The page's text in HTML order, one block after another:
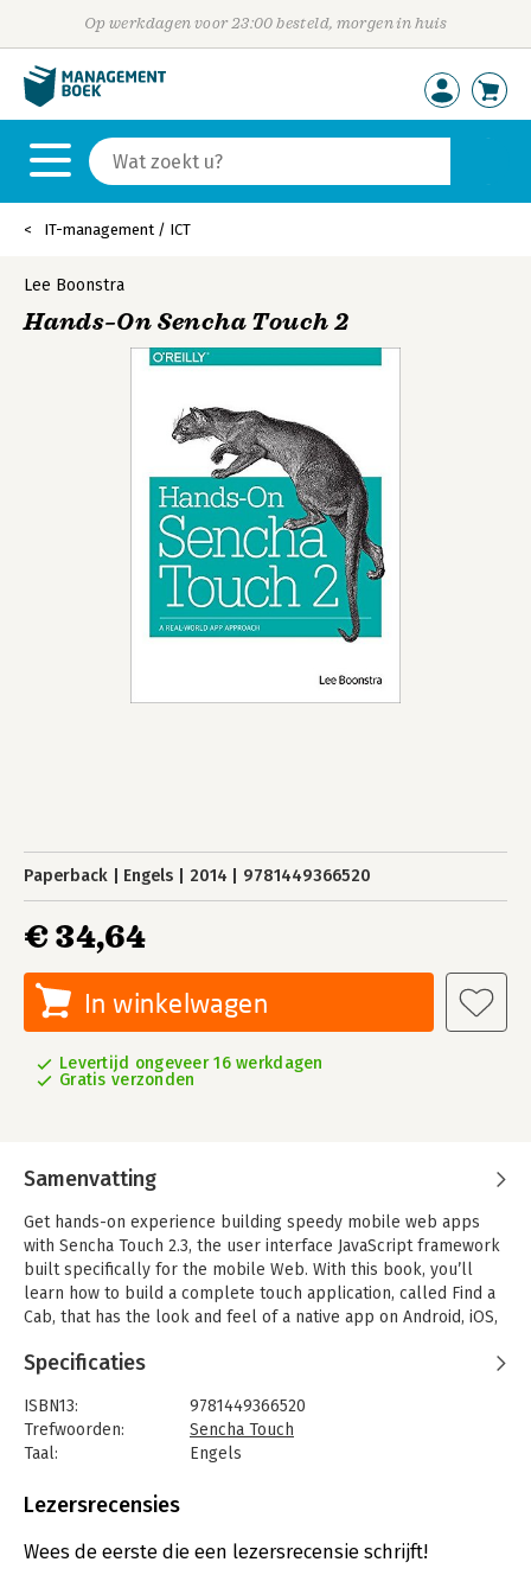
Op werkdagen voor 23:00 besteld, morgen in huis
IT-management / ICT
Lee Boonstra
Hands–On Sencha Touch 2
Paperback Engels 2014 9781449366520
€ 34,64
In winkelwagen
Levertijd ongeveer 16 werkdagen
Gratis verzonden
Samenvatting
Get hands-on experience building speedy mobile web apps
with Sencha Touch 2.3, the user interface JavaScript framework
built specifically for the mobile Web. With this book, you’ll
learn how to build a complete touch application, called Find a
Cab, that has the look and feel of a native app on Android, iOS,
In the process, you’ll work with Sencha’s model-view-
integration with outside data, and other elements. The Sencha
Touch learning curve can be steep, but if you’re familiar with
JavaScript, HTML5, CSS3, and JSON, this guide will get you up to
systems
Specificaties
ISBN13:
9781449366520
Trefwoorden:
Sencha Touch
Taal:
Engels
Aantal pagina's:
Verschijningsdatum:
22-7-2014
Lezersrecensies
Wees de eerste die een lezersrecensie schrijft!